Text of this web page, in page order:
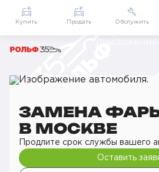
Приложение
Мой РОЛЬФ
Главная
РОЛЬФ Сервис
Сервис Voyah
Кузовной ремонт
Освещение
Замена фары
ЗАМЕНА
В МОСКВЕ
Продлите срок службы вашего
Оставить
Купить Продать Обслужить